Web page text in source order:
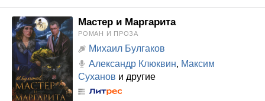
Мастер и Маргарита
РОМАН И ПРОЗА
Михаил Булгаков
Александр Клюквин, Максим
Суханов и другие